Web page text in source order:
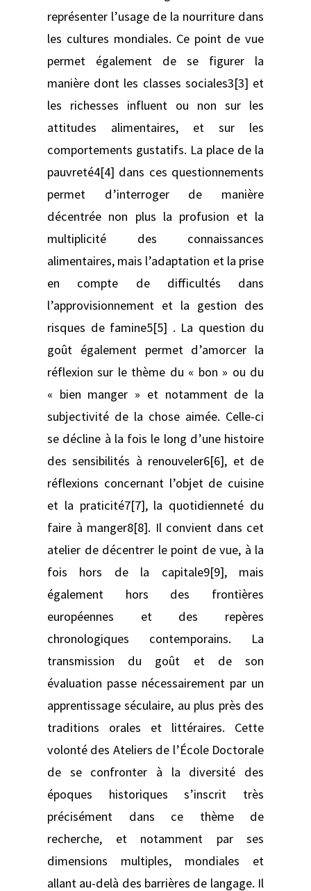
représenter l’usage de la nourriture dans
les cultures mondiales. Ce point de vue
permet également de se figurer la
manière dont les classes sociales3[3] et
les richesses influent ou non sur les
attitudes alimentaires, et sur les
comportements gustatifs. La place de la
pauvreté4[4] dans ces questionnements
permet d’interroger de manière
décentrée non plus la profusion et la
multiplicité des connaissances
alimentaires, mais l’adaptation et la prise
en compte de difficultés dans
l’approvisionnement et la gestion des
risques de famine5[5] . La question du
goût également permet d’amorcer la
réflexion sur le thème du « bon » ou du
« bien manger » et notamment de la
subjectivité de la chose aimée. Celle-ci
se décline à la fois le long d’une histoire
des sensibilités à renouveler6[6], et de
réflexions concernant l’objet de cuisine
et la praticité7[7], la quotidienneté du
faire à manger8[8]. Il convient dans cet
atelier de décentrer le point de vue, à la
fois hors de la capitale9[9], mais
également hors des frontières
européennes et des repères
chronologiques contemporains. La
transmission du goût et de son
évaluation passe nécessairement par un
apprentissage séculaire, au plus près des
traditions orales et littéraires. Cette
volonté des Ateliers de l’École Doctorale
de se confronter à la diversité des
époques historiques s’inscrit très
précisément dans ce thème de
recherche, et notamment par ses
dimensions multiples, mondiales et
allant au-delà des barrières de langage. Il